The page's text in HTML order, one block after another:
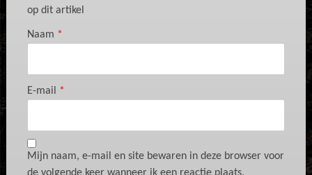
op dit artikel
Naam *
E-mail *
Mijn naam, e-mail en site bewaren in deze browser voor